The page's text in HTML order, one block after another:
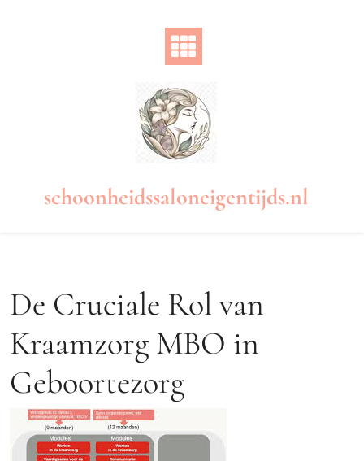
schoonheidssaloneigentijds.nl
De Cruciale Rol van
Kraamzorg MBO in
Geboortezorg